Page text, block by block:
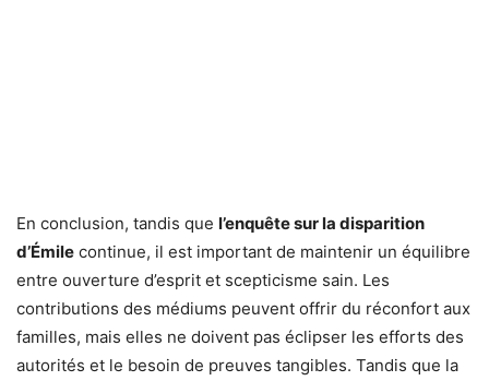
En conclusion, tandis que l’enquête sur la disparition
d’Émile continue, il est important de maintenir un équilibre
entre ouverture d’esprit et scepticisme sain. Les
contributions des médiums peuvent offrir du réconfort aux
familles, mais elles ne doivent pas éclipser les efforts des
autorités et le besoin de preuves tangibles. Tandis que la